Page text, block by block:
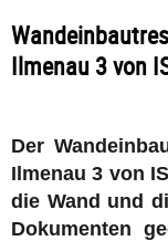
Ilmenau 3 von
Der
Ilmenau 3 von
die Wand und
Dokumenten